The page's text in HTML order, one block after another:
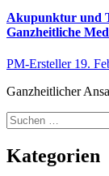
Akupunktur und
Ganzheitliche
PM-Ersteller 19.
Ganzheitlicher
Suchen
nach:
Kategorien